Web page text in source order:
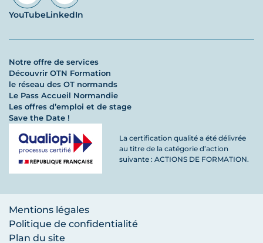
YouTubeLinkedIn
Notre offre de services
Découvrir OTN Formation
le réseau des OT normands
Le Pass Accueil Normandie
Les offres d’emploi et de stage
Save the Date !
La certification qualité a été délivrée
au titre de la catégorie d’action
suivante : ACTIONS DE FORMATION.
Mentions légales
Politique de confidentialité
Plan du site